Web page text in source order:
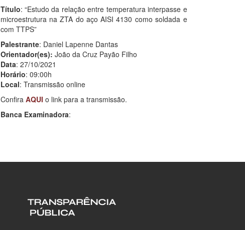
Título: “Estudo da relação entre temperatura interpasse e
microestrutura na ZTA do aço AISI 4130 como soldada e
com TTPS”
Palestrante: Daniel Lapenne Dantas
Orientador(es): João da Cruz Payão Filho
Data: 27/10/2021
Horário: 09:00h
Local: Transmissão online
Confira AQUI o link para a transmissão.
Banca Examinadora: